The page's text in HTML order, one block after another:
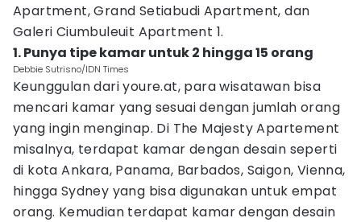
Apartment, Grand Setiabudi Apartment, dan
Galeri Ciumbuleuit Apartment 1.
1. Punya tipe kamar untuk 2 hingga 15 orang
Debbie Sutrisno/IDN Times
Keunggulan dari youre.at, para wisatawan bisa
mencari kamar yang sesuai dengan jumlah orang
yang ingin menginap. Di The Majesty Apartement
misalnya, terdapat kamar dengan desain seperti
di kota Ankara, Panama, Barbados, Saigon, Vienna,
hingga Sydney yang bisa digunakan untuk empat
orang. Kemudian terdapat kamar dengan desain